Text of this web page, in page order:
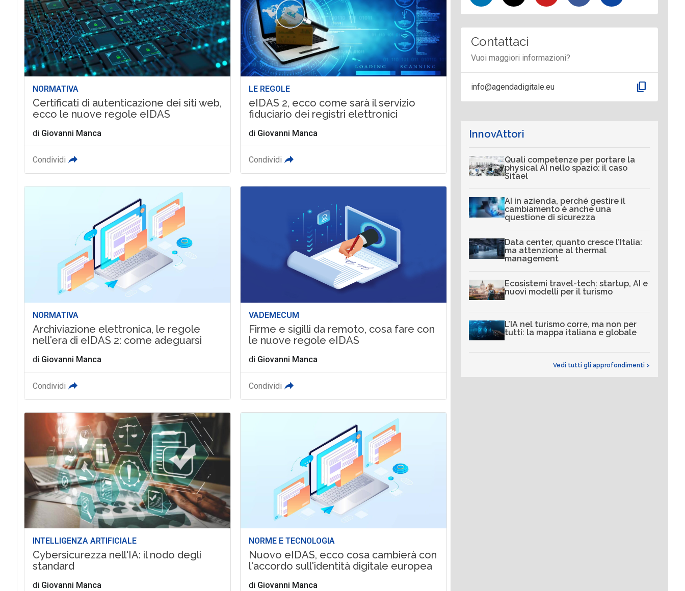
NORMATIVA
Certificati di autenticazione dei siti web,
ecco le nuove regole eIDAS
di Giovanni Manca
Condividi
LE REGOLE
eIDAS 2, ecco come sarà il servizio
fiduciario dei registri elettronici
di Giovanni Manca
Condividi
NORMATIVA
Archiviazione elettronica, le regole
nell'era di eIDAS 2: come adeguarsi
di Giovanni Manca
Condividi
VADEMECUM
Firme e sigilli da remoto, cosa fare con
le nuove regole eIDAS
di Giovanni Manca
Condividi
INTELLIGENZA ARTIFICIALE
Cybersicurezza nell'IA: il nodo degli
standard
di Giovanni Manca
NORME E TECNOLOGIA
Nuovo eIDAS, ecco cosa cambierà con
l'accordo sull'identità digitale europea
di Giovanni Manca
Contattaci
Vuoi maggiori informazioni?
info@agendadigitale.eu content_copy
InnovAttori
Quali competenze per portare la
physical AI nello spazio: il caso
Sitael
AI in azienda, perché gestire il
cambiamento è anche una
questione di sicurezza
Data center, quanto cresce l’Italia:
ma attenzione al thermal
management
Ecosistemi travel-tech: startup, AI e
nuovi modelli per il turismo
L’IA nel turismo corre, ma non per
tutti: la mappa italiana e globale
Vedi tutti gli approfondimenti >